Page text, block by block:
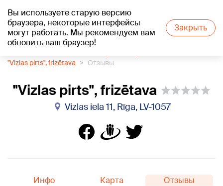
Вы используете старую версию
браузера, некоторые интерфейсы
могут работать. Мы рекомендуем вам
обновить ваш браузер!
Закрыть
+22°C
"Vizlas pirts", frizētava
Отзывы
"Vizlas pirts", frizētava
Vizlas iela 11, Rīga, LV-1057
Инфо Карта Отзывы